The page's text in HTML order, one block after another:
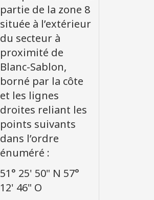
partie de la zone 8
située à l’extérieur
du secteur à
proximité de
Blanc-Sablon,
borné par la côte
et les lignes
droites reliant les
points suivants
dans l’ordre
énuméré :
51° 25' 50" N 57°
12' 46" O